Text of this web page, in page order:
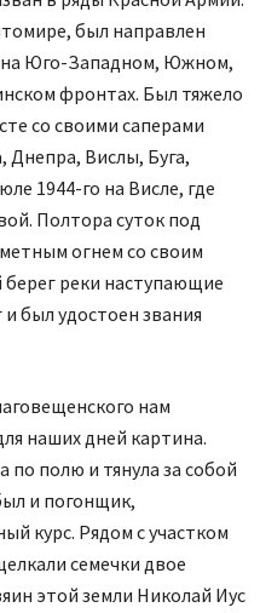
был направлен
на Юго-Западном, Южном,
фронтах. Был тяжело
со своими саперами
Днепра, Вислы, Буга,
1944-го на Висле, где
Полтора суток под
огнем со своим
реки наступающие
был удостоен звания
нам
наших дней картина.
по полю и тянула за собой
и погонщик,
курс. Рядом с участком
семечки двое
этой земли Николай Иус